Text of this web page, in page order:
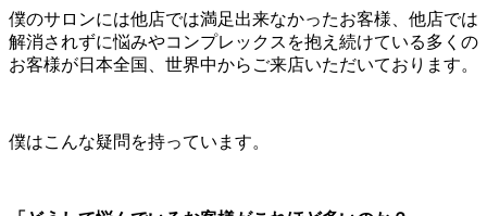
僕のサロンには他店では満足出来なかったお客様、他店では
解消されずに悩みやコンプレックスを抱え続けている多くの
お客様が日本全国、世界中からご来店いただいております。
僕はこんな疑問を持っています。